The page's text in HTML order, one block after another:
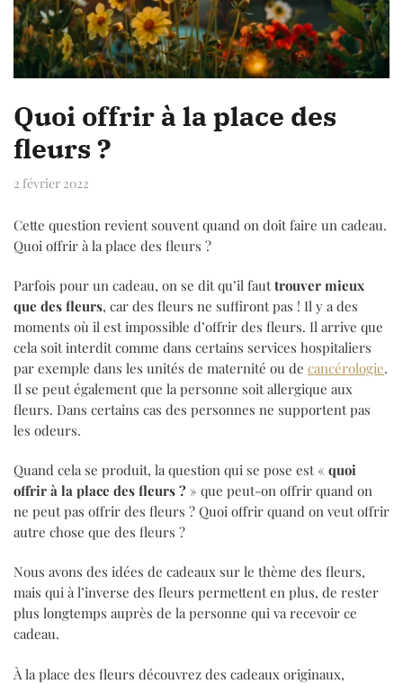
Quoi offrir à la place des
fleurs ?
2 février 2022
Cette question revient souvent quand on doit faire un cadeau.
Quoi offrir à la place des fleurs ?
Parfois pour un cadeau, on se dit qu’il fauttrouver mieux
que des fleurs, car des fleurs ne suffiront pas ! Il y a des
moments où il est impossible d’offrir des fleurs. Il arrive que
cela soit interdit comme dans certains services hospitaliers
par exemple dans les unités de maternité ou de cancérologie.
Il se peut également que la personne soit allergique aux
fleurs. Dans certains cas des personnes ne supportent pas
les odeurs.
Quand cela se produit, la question qui se pose est « quoi
offrir à la place des fleurs ? » que peut-on offrir quand on
ne peut pas offrir des fleurs ? Quoi offrir quand on veut offrir
autre chose que des fleurs ?
Nous avons des idées de cadeaux sur le thème des fleurs,
mais qui à l’inverse des fleurs permettent en plus, de rester
plus longtemps auprès de la personne qui va recevoir ce
cadeau.
À la place des fleurs découvrez des cadeaux originaux,